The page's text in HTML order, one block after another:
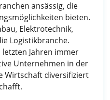
ansässig, die
bieten.
Elektrotechnik,
Logistikbranche.
Jahren immer
Unternehmen in der
Wirtschaft diversifiziert